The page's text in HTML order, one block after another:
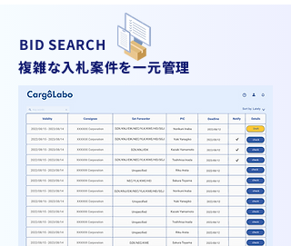
BID SEARCH
複雑な入札案件を一元管理